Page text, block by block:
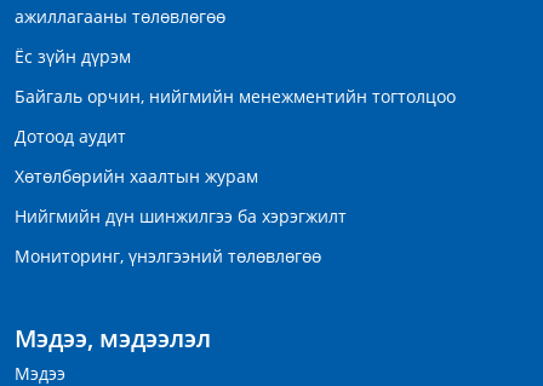
ажиллагааны төлөвлөгөө
Ёс зүйн дүрэм
Байгаль орчин, нийгмийн менежментийн тогтолцоо
Дотоод аудит
Хөтөлбөрийн хаалтын журам
Нийгмийн дүн шинжилгээ ба хэрэгжилт
Мониторинг, үнэлгээний төлөвлөгөө
Мэдээ, мэдээлэл
Мэдээ